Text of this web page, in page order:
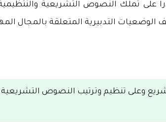
على تملك النصوص التشريعية
الوضعيات التدبيرية المتعلقة بالمجال
وعلى تنظيم وترتيب النصوص التشريعية